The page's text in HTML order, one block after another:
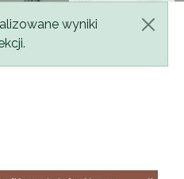
wyniki